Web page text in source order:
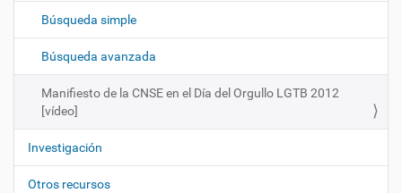
i
n
Búsqueda simple
Búsqueda avanzada
Manifiesto de la CNSE en el Día del Orgullo LGTB 2012
[vídeo]
Investigación
Otros recursos